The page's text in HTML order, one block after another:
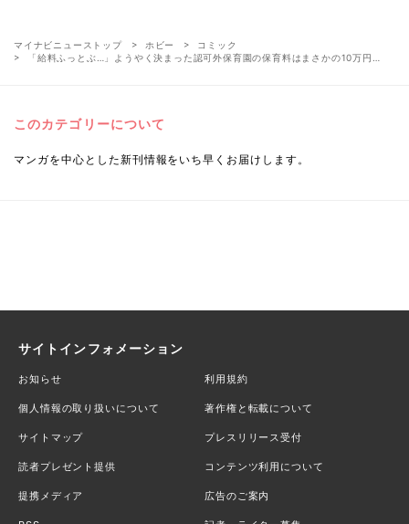
マイナビニューストップ ホビー
コミック
「給料ふっとぶ…」ようやく決まった認可外保育園の保育料はまさかの10万円…
このカテゴリーについて
マンガを中心とした新刊情報をいち早くお届けします。
サイトインフォメーション
お知らせ 利用規約
個人情報の取り扱いについて 著作権と転載について
サイトマップ プレスリリース受付
読者プレゼント提供 コンテンツ利用について
提携メディア 広告のご案内